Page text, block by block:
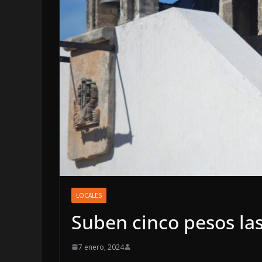
LOCALES
Suben cinco pesos
7 enero, 2024
OPINIÓN
7 agosto, 2026